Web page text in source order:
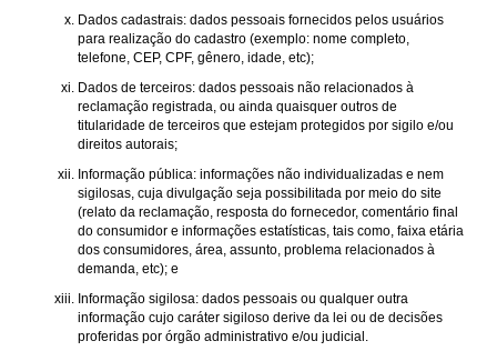
Dados cadastrais: dados pessoais fornecidos pelos usuários
para realização do cadastro (exemplo: nome completo,
telefone, CEP, CPF, gênero, idade, etc);
Dados de terceiros: dados pessoais não relacionados à
reclamação registrada, ou ainda quaisquer outros de
titularidade de terceiros que estejam protegidos por sigilo e/ou
direitos autorais;
Informação pública: informações não individualizadas e nem
sigilosas, cuja divulgação seja possibilitada por meio do site
(relato da reclamação, resposta do fornecedor, comentário final
do consumidor e informações estatísticas, tais como, faixa etária
dos consumidores, área, assunto, problema relacionados à
demanda, etc); e
Informação sigilosa: dados pessoais ou qualquer outra
informação cujo caráter sigiloso derive da lei ou de decisões
proferidas por órgão administrativo e/ou judicial.